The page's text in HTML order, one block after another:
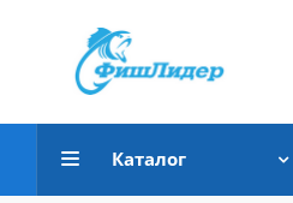
Каталог